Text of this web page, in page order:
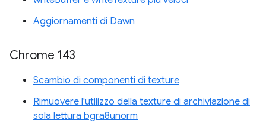
Aggiornamenti di Dawn
Chrome 143
Scambio di componenti di texture
Rimuovere l'utilizzo della texture di archiviazione di
sola lettura bgra8unorm